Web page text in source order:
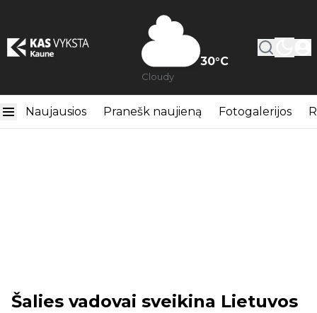
30°C
Cloudy
Naujausios Pranešk naujieną Fotogalerijos
Šalies vadovai sveikina Lietuvos